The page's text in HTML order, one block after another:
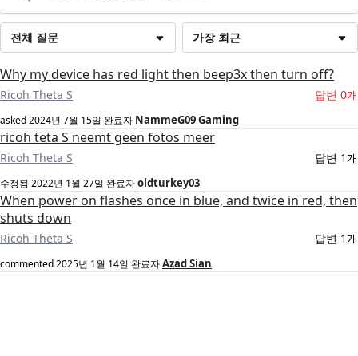
가장 최근
전체 질문
Why my device has red light then beep3x then turn off?
Ricoh Theta S 답변 0개
asked2024년 7월 15일 완료자 NammeG09 Gaming
ricoh teta S neemt geen fotos meer
Ricoh Theta S 답변 1개
수정됨 2022년 1월 27일 완료자oldturkey03
When power on flashes once in blue, and twice in red, then
shuts down
Ricoh Theta S 답변 1개
commented2025년 1월 14일 완료자Azad Sian